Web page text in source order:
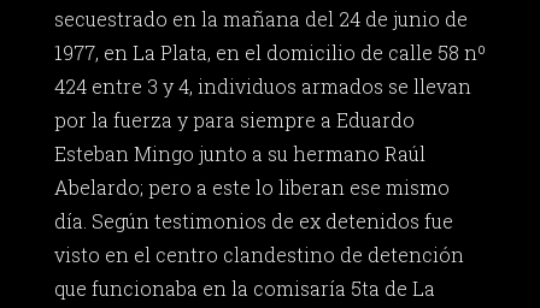
secuestrado en la mañana del 24 de junio de
1977, en La Plata, en el domicilio de calle 58 nº
424 entre 3 y 4, individuos armados se llevan
por la fuerza y para siempre a Eduardo
Esteban Mingo junto a su hermano Raúl
Abelardo; pero a este lo liberan ese mismo
día. Según testimonios de ex detenidos fue
visto en el centro clandestino de detención
que funcionaba en la comisaría 5ta de La